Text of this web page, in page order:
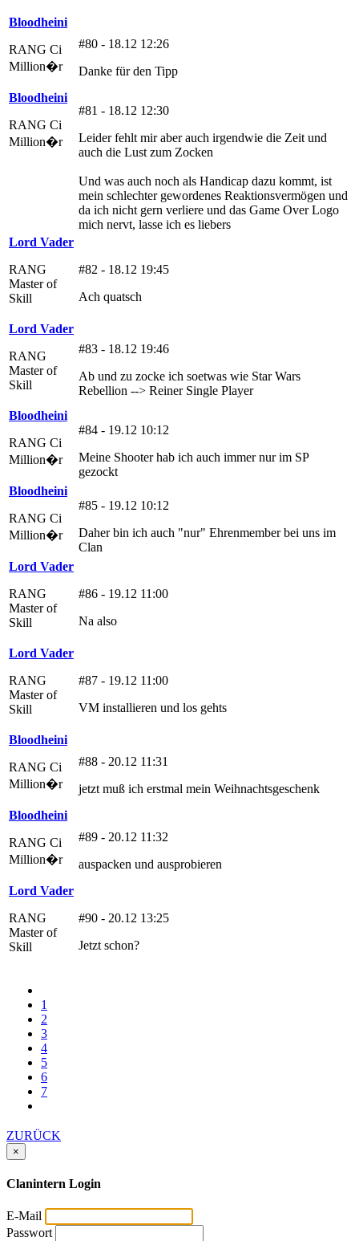
Bloodheini
RANG Ci
Million�r
#80 - 18.12 12:26
Danke für den Tipp
Bloodheini
RANG Ci
Million�r
#81 - 18.12 12:30
Leider fehlt mir aber auch irgendwie die Zeit und
auch die Lust zum Zocken
Und was auch noch als Handicap dazu kommt, ist
mein schlechter gewordenes Reaktionsvermögen und
da ich nicht gern verliere und das Game Over Logo
mich nervt, lasse ich es liebers
Lord Vader
RANG
Master of
Skill
#82 - 18.12 19:45
Ach quatsch
Lord Vader
RANG
Master of
Skill
#83 - 18.12 19:46
Ab und zu zocke ich soetwas wie Star Wars
Rebellion --> Reiner Single Player
Bloodheini
RANG Ci
Million�r
#84 - 19.12 10:12
Meine Shooter hab ich auch immer nur im SP
gezockt
Bloodheini
RANG Ci
Million�r
#85 - 19.12 10:12
Daher bin ich auch "nur" Ehrenmember bei uns im
Clan
Lord Vader
RANG
Master of
Skill
#86 - 19.12 11:00
Na also
Lord Vader
RANG
Master of
Skill
#87 - 19.12 11:00
VM installieren und los gehts
Bloodheini
RANG Ci
Million�r
#88 - 20.12 11:31
jetzt muß ich erstmal mein Weihnachtsgeschenk
Bloodheini
RANG Ci
Million�r
#89 - 20.12 11:32
auspacken und ausprobieren
Lord Vader
RANG
Master of
Skill
#90 - 20.12 13:25
Jetzt schon?
1
2
3
4
5
6
7
ZURÜCK
×
Clanintern Login
E-Mail
Passwort